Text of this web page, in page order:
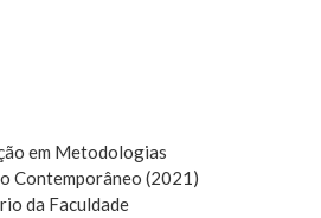
em Metodologias
Contemporâneo (2021)
da Faculdade